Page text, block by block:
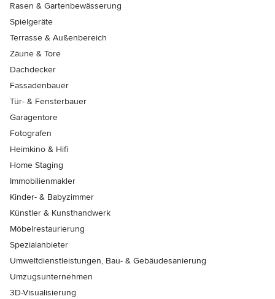
Rasen & Gartenbewässerung
Spielgeräte
Terrasse & Außenbereich
Zäune & Tore
Dachdecker
Fassadenbauer
Tür- & Fensterbauer
Garagentore
Fotografen
Heimkino & Hifi
Home Staging
Immobilienmakler
Kinder- & Babyzimmer
Künstler & Kunsthandwerk
Möbelrestaurierung
Spezialanbieter
Umweltdienstleistungen, Bau- & Gebäudesanierung
Umzugsunternehmen
3D-Visualisierung